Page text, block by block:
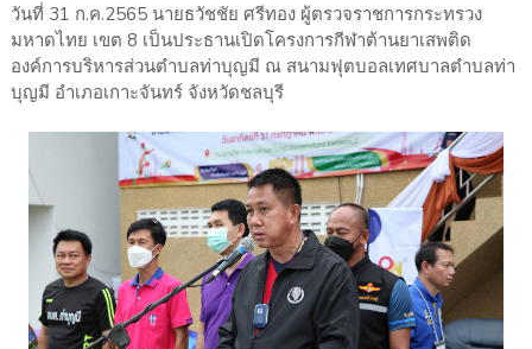
วันที่ 31 ก.ค.2565 นายธวัชชัย ศรีทอง ผู้ตรวจราชการกระทรวง
มหาดไทย เขต 8 เป็นประธานเปิดโครงการกีฬาต้านยาเสพติด
องค์การบริหารส่วนตำบลท่าบุญมี ณ สนามฟุตบอลเทศบาลตำบลท่า
บุญมี อำเภอเกาะจันทร์ จังหวัดชลบุรี